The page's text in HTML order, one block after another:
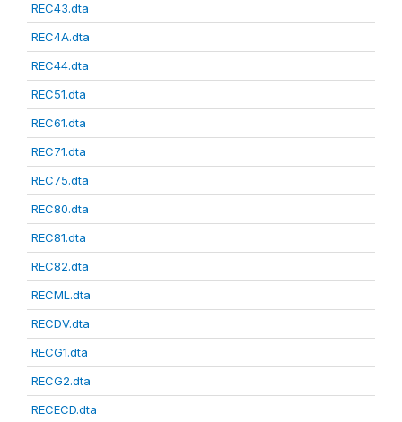
REC43.dta
REC4A.dta
REC44.dta
REC51.dta
REC61.dta
REC71.dta
REC75.dta
REC80.dta
REC81.dta
REC82.dta
RECML.dta
RECDV.dta
RECG1.dta
RECG2.dta
RECECD.dta